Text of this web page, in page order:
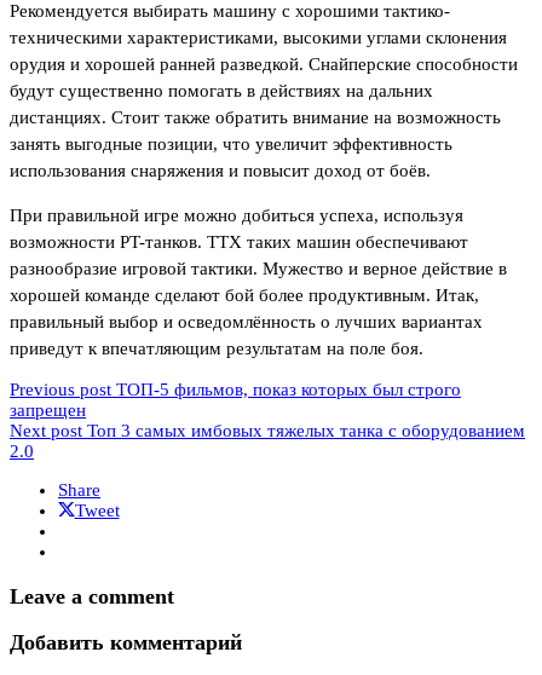
Рекомендуется выбирать машину с хорошими тактико-
техническими характеристиками, высокими углами склонения
орудия и хорошей ранней разведкой. Снайперские способности
будут существенно помогать в действиях на дальних
дистанциях. Стоит также обратить внимание на возможность
занять выгодные позиции, что увеличит эффективность
использования снаряжения и повысит доход от боёв.
При правильной игре можно добиться успеха, используя
возможности PT-танков. ТТХ таких машин обеспечивают
разнообразие игровой тактики. Мужество и верное действие в
хорошей команде сделают бой более продуктивным. Итак,
правильный выбор и осведомлённость о лучших вариантах
приведут к впечатляющим результатам на поле боя.
Previous post ТОП-5 фильмов, показ которых был строго
запрещен
Next post Топ 3 самых имбовых тяжелых танка с оборудованием
2.0
Share
Tweet
Leave a comment
Добавить комментарий